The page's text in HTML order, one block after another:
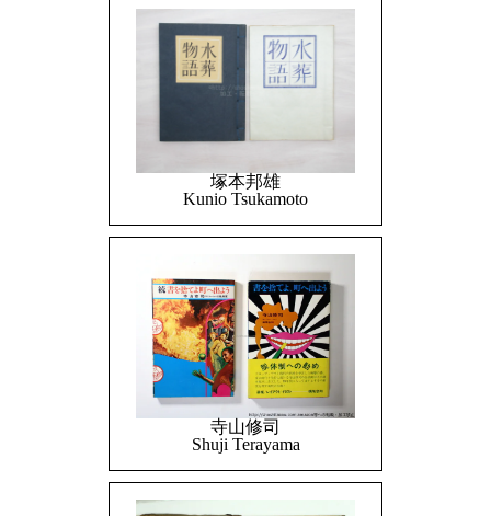
塚本邦雄
Kunio Tsukamoto
寺山修司
Shuji Terayama